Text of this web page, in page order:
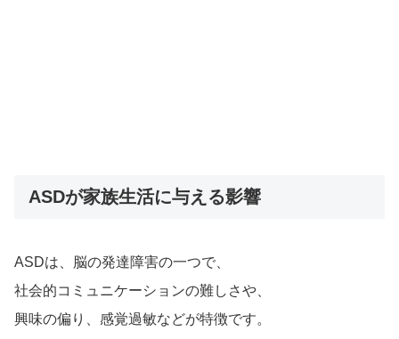
ASDが家族生活に与える影響
ASDは、脳の発達障害の一つで、
社会的コミュニケーションの難しさや、
興味の偏り、感覚過敏などが特徴です。